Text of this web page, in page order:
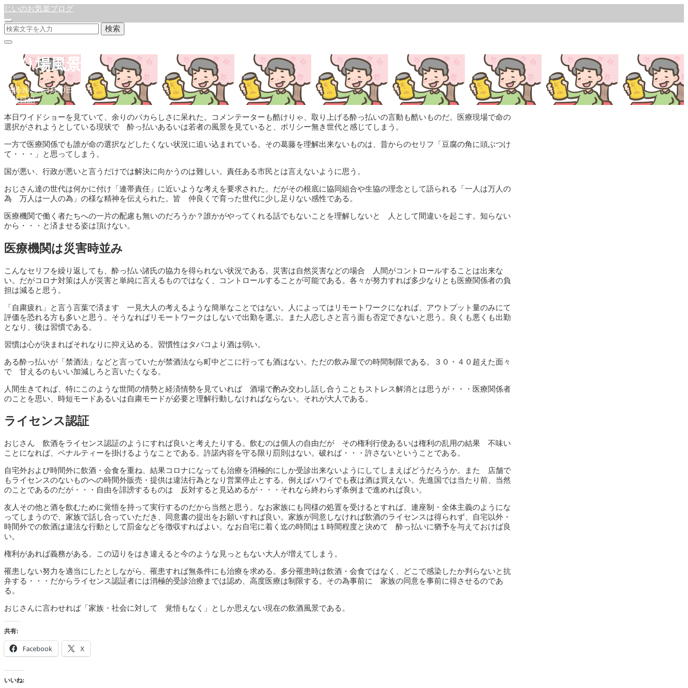
じいのお気楽ブログ
検索
盛り場風景
公開:2021年4月30日
徒然日記
本日ワイドショーを見ていて、余りのバカらしさに呆れた。コメンテーターも酷けりゃ、取り上げる酔っ払いの言動も酷いものだ。医療現場で命の
選択がされようとしている現状で 酔っ払いあるいは若者の風景を見ていると、ポリシー無き世代と感じてしまう。
一方で医療関係でも誰が命の選択などしたくない状況に追い込まれている。その葛藤を理解出来ないものは、昔からのセリフ「豆腐の角に頭ぶつけ
て・・・」と思ってしまう。
国が悪い、行政が悪いと言うだけでは解決に向かうのは難しい。責任ある市民とは言えないように思う。
おじさん達の世代は何かに付け「連帯責任」に近いような考えを要求された。だがその根底に協同組合や生協の理念として語られる「一人は万人の
為 万人は一人の為」の様な精神を伝えられた。皆 仲良くで育った世代に少し足りない感性である。
医療機関で働く者たちへの一片の配慮も無いのだろうか？誰かがやってくれる話でもないことを理解しないと 人として間違いを起こす。知らない
から・・・と済ませる姿は頂けない。
医療機関は災害時並み
こんなセリフを繰り返しても、酔っ払い諸氏の協力を得られない状況である。災害は自然災害などの場合 人間がコントロールすることは出来な
い。だがコロナ対策は人が災害と単純に言えるものではなく、コントロールすることが可能である。各々が努力すれば多少なりとも医療関係者の負
担は減ると思う。
「自粛疲れ」と言う言葉で済ます 一見大人の考えるような簡単なことではない。人によってはリモートワークになれば、アウトプット量のみにて
評価を恐れる方も多いと思う。そうなればリモートワークはしないで出勤を選ぶ。また人恋しさと言う面も否定できないと思う。良くも悪くも出勤
となり、後は習慣である。
習慣は心が決まればそれなりに抑え込める。習慣性はタバコより酒は弱い。
ある酔っ払いが「禁酒法」などと言っていたが禁酒法なら町中どこに行っても酒はない。ただの飲み屋での時間制限である。３０・４０超えた面々
で 甘えるのもいい加減しろと言いたくなる。
人間生きてれば、特にこのような世間の情勢と経済情勢を見ていれば 酒場で酌み交わし話し合うこともストレス解消とは思うが・・・医療関係者
のことを思い、時短モードあるいは自粛モードが必要と理解行動しなければならない。それが大人である。
ライセンス認証
おじさん 飲酒をライセンス認証のようにすれば良いと考えたりする。飲むのは個人の自由だが その権利行使あるいは権利の乱用の結果 不味い
ことになれば、ペナルティーを掛けるようなことである。許諾内容を守る限り罰則はない。破れば・・・許さないということである。
自宅外および時間外に飲酒・会食を重ね、結果コロナになっても治療を消極的にしか受診出来ないようにしてしまえばどうだろうか。また 店舗で
もライセンスのないものへの時間外販売・提供は違法行為となり営業停止とする。例えばハワイでも夜は酒は買えない。先進国では当たり前、当然
のことであるのだが・・・自由を誹謗するものは 反対すると見込めるが・・・それなら終わらず条例まで進めれば良い。
友人その他と酒を飲むために覚悟を持って実行するのだから当然と思う。なお家族にも同様の処置を受けるとすれば、連座制・全体主義のようにな
ってしまうので、家族で話し合っていただき、同意書の提出をお願いすれば良い。家族が同意しなければ飲酒のライセンスは得られず、自宅以外・
時間外での飲酒は違法な行動として罰金などを徴収すればよい。なお自宅に着く迄の時間は１時間程度と決めて 酔っ払いに猶予を与えておけば良
い。
権利があれば義務がある。この辺りをはき違えると今のような見っともない大人が増えてしまう。
罹患しない努力を適当にしたとしながら、罹患すれば無条件にも治療を求める。多分罹患時は飲酒・会食ではなく、どこで感染したか判らないと抗
弁する・・・だからライセンス認証者には消極的受診治療までは認め、高度医療は制限する。その為事前に 家族の同意を事前に得させるのであ
る。
おじさんに言わせれば「家族・社会に対して 覚悟もなく」としか思えない現在の飲酒風景である。
共有:
Facebook X
いいね: